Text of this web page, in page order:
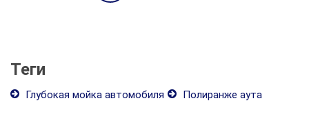
Теги
Глубокая мойка автомобиля Полиранже аута